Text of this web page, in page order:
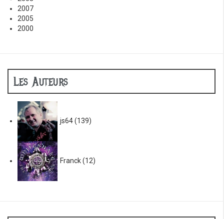
2007
2005
2000
Les Auteurs
js64(139)
Franck(12)